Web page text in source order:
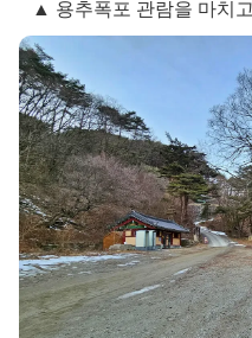
▲ 용추폭포 관람을 마치